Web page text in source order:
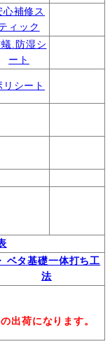
心補修ス
ィック
蟻.防湿シ
ート
リシート
ベタ基礎一体打ち工
法
出荷になります。